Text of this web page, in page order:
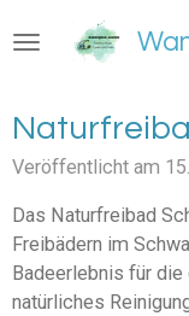
Hauptinhalt
Veröffentlicht am
Das Naturfreibad
Freibädern im
Badeerlebnis für die
natürliches